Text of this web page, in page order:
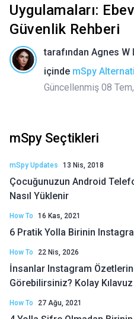
Uygulamaları:
Güvenlik Rehberi
tarafından Agnes W
içinde mSpy
Güncellenmiş 08
mSpy Seçtikleri
mSpy Updates 13 Nis, 2018
Çocuğunuzun Android
Nasıl Yüklenir
How To 16 Kas, 2021
6 Pratik Yolla Birinin
How To 22 Nis, 2026
İnsanlar Instagram
Görebilirsiniz? Kolay Kılavuz
How To 27 Ağu, 2021